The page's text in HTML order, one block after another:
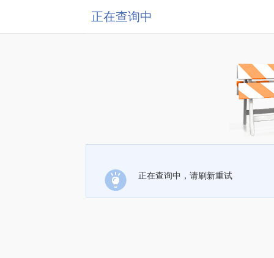
正在查询中
正在查询中，请刷新重试